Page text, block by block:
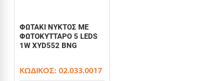
ΦΩΤΑΚΙ ΝΥΚΤΟΣ ΜΕ
ΦΩΤΟΚΥΤΤΑΡΟ 5 LEDS
1W XYD552 BNG
ΚΩΔΙΚΌΣ: 02.033.0017